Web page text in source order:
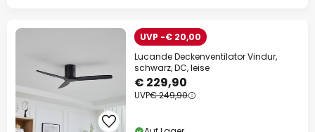
UVP -€ 20,00
Lucande Deckenventilator Vindur,
schwarz, DC, leise
€ 229,90
UVP€ 249,90